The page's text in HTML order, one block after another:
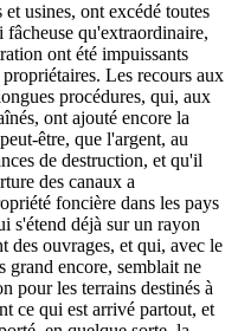
usines, ont excédé toutes
fâcheuse qu'extraordinaire,
ont été impuissants
Les recours aux
procédures, qui, aux
ont ajouté encore la
être, que l'argent, au
de destruction, et qu'il
des canaux a
foncière dans les pays
s'étend déjà sur un rayon
des ouvrages, et qui, avec le
grand encore, semblait ne
pour les terrains destinés à
ce qui est arrivé partout, et